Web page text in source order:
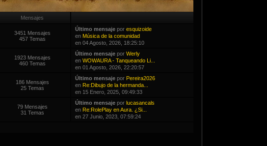
Mensajes
3451 Mensajes
457 Temas
Último mensajepor esquizoide
en Música de la comunidad
en 04 Agosto, 2026, 18:25:10
1923 Mensajes
460 Temas
Último mensajepor Werly
en WOWAURA - Tanqueando Li...
en 01 Agosto, 2026, 22:20:57
186 Mensajes
25 Temas
Último mensajepor Pereira2026
en Re:Dibujo de la hermanda...
en 15 Enero, 2025, 09:49:33
79 Mensajes
31 Temas
Último mensajepor lucasancals
en Re:RolePlay en Aura. ¿Si...
en 27 Junio, 2023, 07:59:24